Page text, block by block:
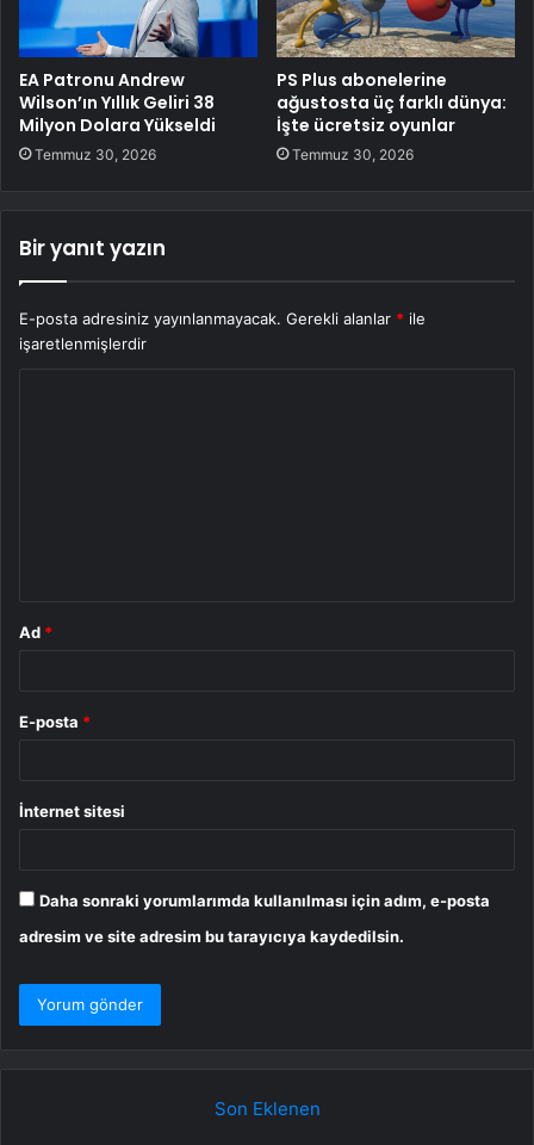
EA Patronu Andrew
Wilson’ın Yıllık Geliri 38
Milyon Dolara Yükseldi
Temmuz 30, 2026
PS Plus abonelerine
ağustosta üç farklı dünya:
İşte ücretsiz oyunlar
Temmuz 30, 2026
Bir yanıt yazın
E-posta adresiniz yayınlanmayacak. Gerekli alanlar * ile
işaretlenmişlerdir
Ad *
E-posta *
İnternet sitesi
Daha sonraki yorumlarımda kullanılması için adım, e-posta
adresim ve site adresim bu tarayıcıya kaydedilsin.
Son Eklenen